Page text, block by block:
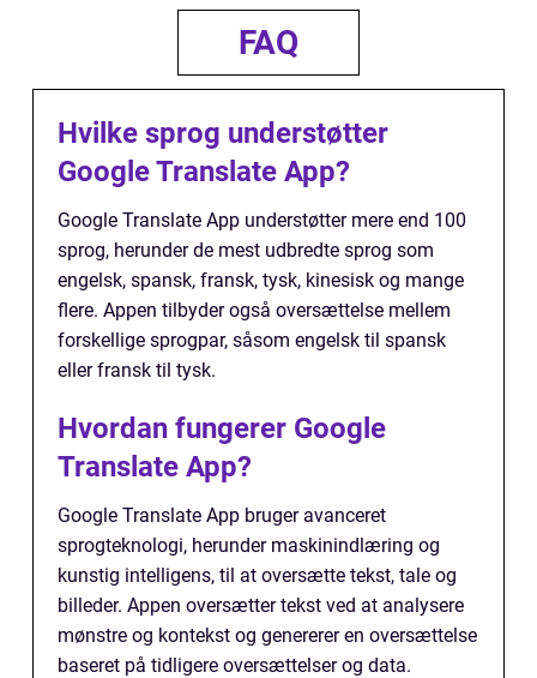
FAQ
Hvilke sprog understøtter
Google Translate App?
Google Translate App understøtter mere end 100
sprog, herunder de mest udbredte sprog som
engelsk, spansk, fransk, tysk, kinesisk og mange
flere. Appen tilbyder også oversættelse mellem
forskellige sprogpar, såsom engelsk til spansk
eller fransk til tysk.
Hvordan fungerer Google
Translate App?
Google Translate App bruger avanceret
sprogteknologi, herunder maskinindlæring og
kunstig intelligens, til at oversætte tekst, tale og
billeder. Appen oversætter tekst ved at analysere
mønstre og kontekst og genererer en oversættelse
baseret på tidligere oversættelser og data.